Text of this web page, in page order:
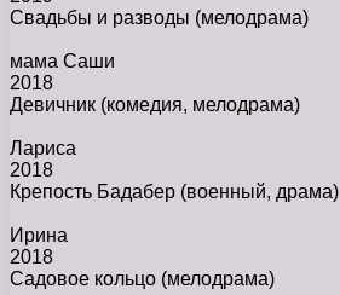
Свадьбы и разводы (мелодрама)
мама Саши
2018
Девичник (комедия, мелодрама)
Лариса
2018
Крепость Бадабер (военный, драма)
Ирина
2018
Садовое кольцо (мелодрама)